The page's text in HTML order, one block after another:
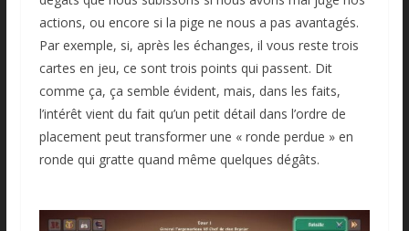
actions, ou encore si la pige ne nous a pas avantagés.
Par exemple, si, après les échanges, il vous reste trois
cartes en jeu, ce sont trois points qui passent. Dit
comme ça, ça semble évident, mais, dans les faits,
l’intérêt vient du fait qu’un petit détail dans l’ordre de
placement peut transformer une « ronde perdue » en
ronde qui gratte quand même quelques dégâts.